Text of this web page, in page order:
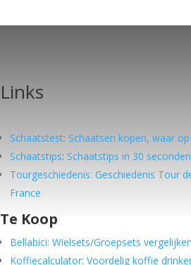
Links
Schaatstest: Schaatsen kopen, waar
Schaatstips: Schaatstips in 30 seconden
Tourgeschiedenis: Geschiedenis Tour
France
Te Koop
Bellabici: Wielsets/Groepsets vergelijken
Koffiecalculator: Voordelig koffie